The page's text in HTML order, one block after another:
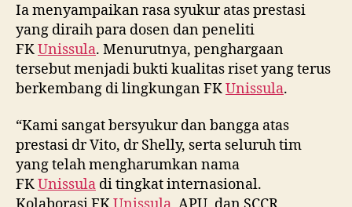
Ia menyampaikan rasa syukur atas prestasi
yang diraih para dosen dan peneliti
FKUnissula. Menurutnya, penghargaan
tersebut menjadi bukti kualitas riset yang terus
berkembang di lingkungan FKUnissula.
“Kami sangat bersyukur dan bangga atas
prestasi dr Vito, dr Shelly, serta seluruh tim
yang telah mengharumkan nama
FKUnissula di tingkat internasional.